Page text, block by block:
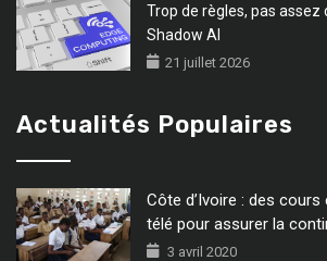
Trop de règles, pas assez
Shadow AI
21 juillet 2026
Actualités Populaires
Côte d’Ivoire : des cours
télé pour assurer la
3 avril 2020